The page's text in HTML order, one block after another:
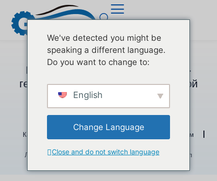
Май 13, 2025
Можно ли создавать сложные 3D-
геометрии с помощью микрочиповой
обработки
3D-печать Обработка с ЧПУ
Катировка штампов Литье металлов под давлением
Литье пластмасс под давлением Листовой металл
We've detected you might be
speaking a different language.
Do you want to change to:
English
Change Language
Close and do not switch language